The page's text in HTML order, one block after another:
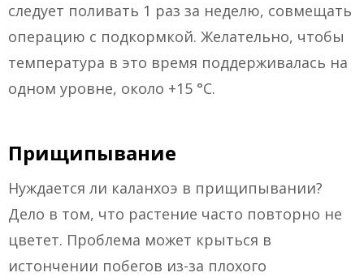
следует поливать 1 раз за неделю, совмещать
операцию с подкормкой. Желательно, чтобы
температура в это время поддерживалась на
одном уровне, около +15 °C.
Прищипывание
Нуждается ли каланхоэ в прищипывании?
Дело в том, что растение часто повторно не
цветет. Проблема может крыться в
истончении побегов из-за плохого